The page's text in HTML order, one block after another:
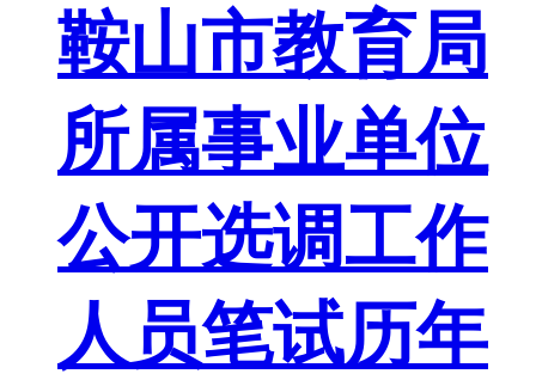
鞍山市教育局
所属事业单位
公开选调工作
人员笔试历年